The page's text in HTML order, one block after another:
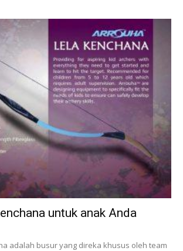
untuk anak Anda
adalah busur yang direka khusus oleh team